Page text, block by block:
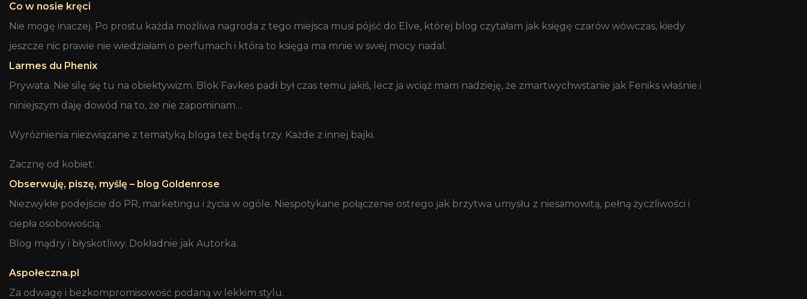
Co w nosie kręci
Nie mogę inaczej. Po prostu każda możliwa nagroda z tego miejsca musi pójść do Elve, której blog czytałam jak księgę czarów wówczas, kiedy
jeszcze nic prawie nie wiedziałam o perfumach i która to księga ma mnie w swej mocy nadal.
Larmes du Phenix
Prywata. Nie silę się tu na obiektywizm. Blok Favkes padł był czas temu jakiś, lecz ja wciąż mam nadzieję, że zmartwychwstanie jak Feniks właśnie i
niniejszym daję dowód na to, że nie zapominam…
Wyróżnienia niezwiązane z tematyką bloga też będą trzy. Każde z innej bajki.
Zacznę od kobiet:
Obserwuję, piszę, myślę – blog Goldenrose
Niezwykłe podejście do PR, marketingu i życia w ogóle. Niespotykane połączenie ostrego jak brzytwa umysłu z niesamowitą, pełną życzliwości i
ciepła osobowością.
Blog mądry i błyskotliwy. Dokładnie jak Autorka.
Aspołeczna.pl
Za odwagę i bezkompromisowość podaną w lekkim stylu.